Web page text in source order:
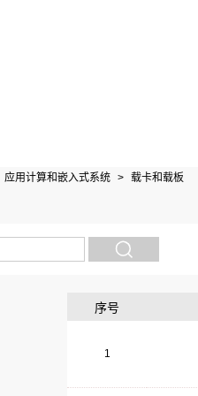
应用计算和嵌入式系统 > 载卡和载板
序号
1